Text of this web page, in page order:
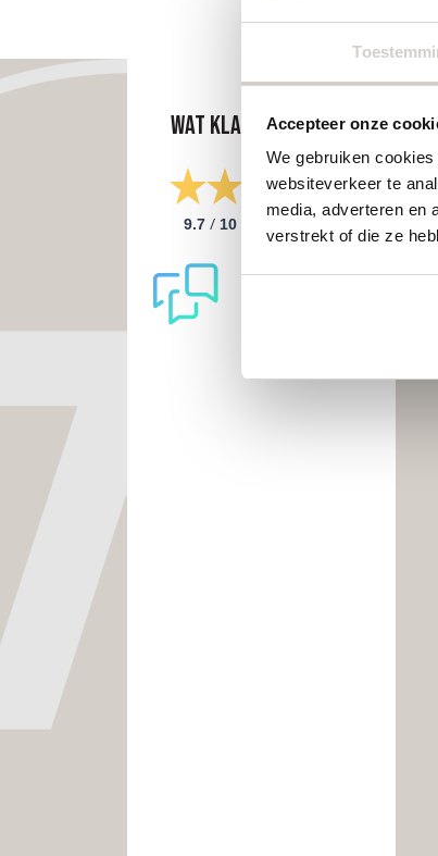
Accepteer onze
We gebruiken
websiteverkeer te
media, adverteren en
verstrekt of die ze
Wat klanten zeggen
9.7 / 10 298 reviews